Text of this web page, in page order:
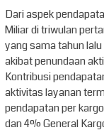
Dari aspek
Miliar di triwulan
yang sama tahun
akibat penundaan
Kontribusi
aktivitas layanan
pendapatan per
dan 4% General